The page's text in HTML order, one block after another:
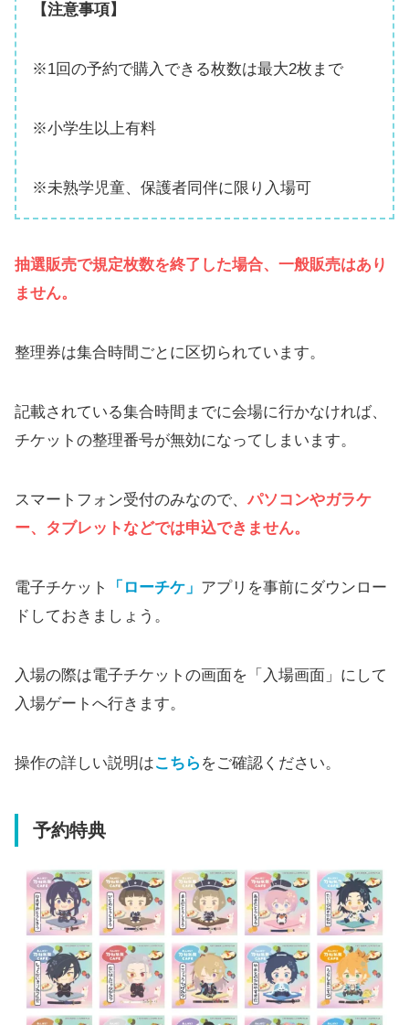
【注意事項】
※1回の予約で購入できる枚数は最大2枚まで
※小学生以上有料
※未熟学児童、保護者同伴に限り入場可
抽選販売で規定枚数を終了 した場合、一般販売はあり
ません。
整理券は集合時間ごとに区切られています。
記載されている集合時間までに会場に行かなければ、
チケットの整理番号が無効になってしまいます。
スマートフォン受付のみなので、 パソコンやガラケ
ー、タブレットなどでは申込できません。
電子チケット 「ローチケ」 アプリを事前にダウンロー
ドしておきましょう。
入場の際は電子チケットの画面を「入場画面」にして
入場ゲートへ行きます。
操作の詳しい説明はこちら をご確認ください。
予約特典